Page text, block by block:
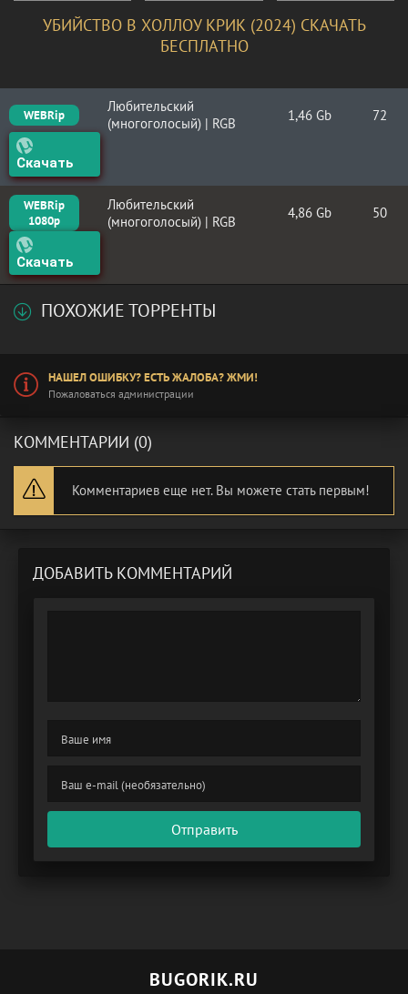
УБИЙСТВО В ХОЛЛОУ КРИК (2024) СКАЧАТЬ
БЕСПЛАТНО
WEBRip
Любительский
(многоголосый) | RGB
1,46 Gb 72
Скачать
WEBRip
1080p
Любительский
(многоголосый) | RGB
4,86 Gb 50
Скачать
ПОХОЖИЕ ТОРРЕНТЫ
НАШЕЛ ОШИБКУ? ЕСТЬ ЖАЛОБА? ЖМИ!
Пожаловаться администрации
КОММЕНТАРИИ (0)
Комментариев еще нет. Вы можете стать первым!
ДОБАВИТЬ КОММЕНТАРИЙ
Отправить
BUGORIK.RU